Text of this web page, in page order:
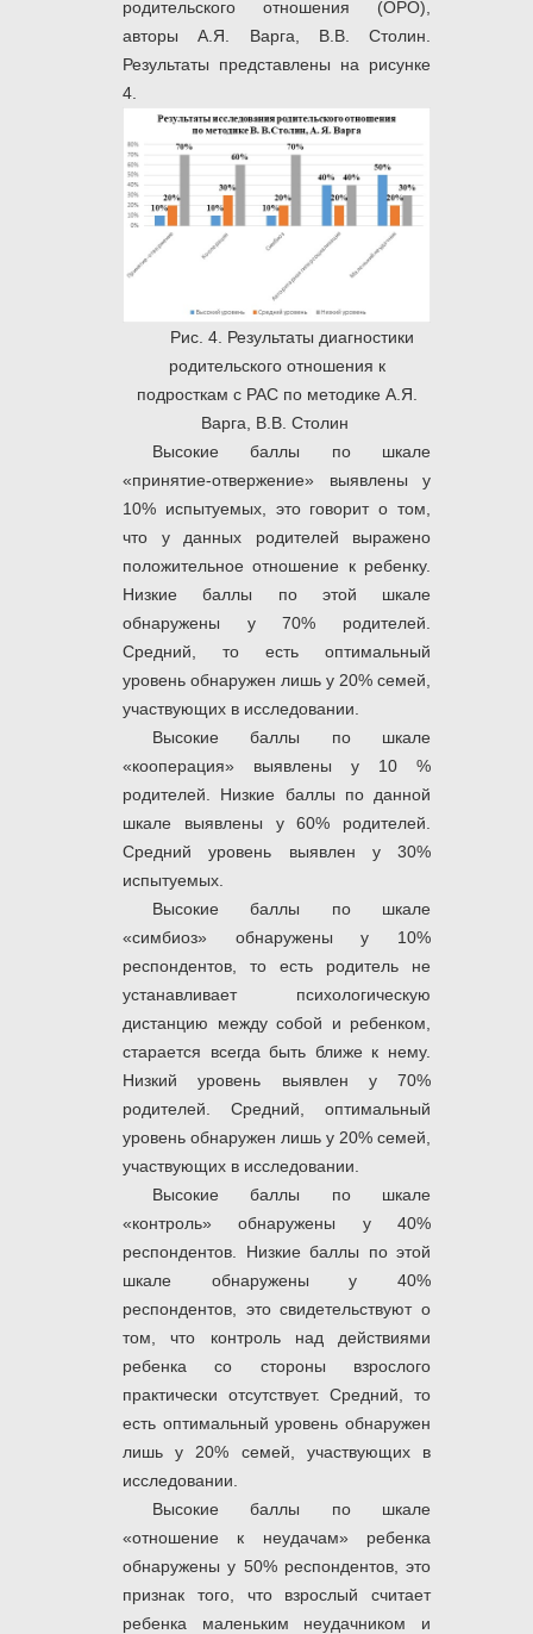
родительского отношения (ОРО),
авторы А.Я. Варга, В.В. Столин.
Результаты представлены на рисунке
4.
Рис. 4. Результаты диагностики
родительского отношения к
подросткам с РАС по методике А.Я.
Варга, В.В. Столин
Высокие баллы по шкале
«принятие-отвержение» выявлены у
10% испытуемых, это говорит о том,
что у данных родителей выражено
положительное отношение к ребенку.
Низкие баллы по этой шкале
обнаружены у 70% родителей.
Средний, то есть оптимальный
уровень обнаружен лишь у 20% семей,
участвующих в исследовании.
Высокие баллы по шкале
«кооперация» выявлены у 10 %
родителей. Низкие баллы по данной
шкале выявлены у 60% родителей.
Средний уровень выявлен у 30%
испытуемых.
Высокие баллы по шкале
«симбиоз» обнаружены у 10%
респондентов, то есть родитель не
устанавливает психологическую
дистанцию между собой и ребенком,
старается всегда быть ближе к нему.
Низкий уровень выявлен у 70%
родителей. Средний, оптимальный
уровень обнаружен лишь у 20% семей,
участвующих в исследовании.
Высокие баллы по шкале
«контроль» обнаружены у 40%
респондентов. Низкие баллы по этой
шкале обнаружены у 40%
респондентов, это свидетельствуют о
том, что контроль над действиями
ребенка со стороны взрослого
практически отсутствует. Средний, то
есть оптимальный уровень обнаружен
лишь у 20% семей, участвующих в
исследовании.
Высокие баллы по шкале
«отношение к неудачам» ребенка
обнаружены у 50% респондентов, это
признак того, что взрослый считает
ребенка маленьким неудачником и